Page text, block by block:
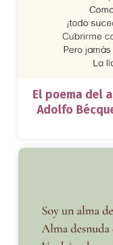
El poema del
Adolfo